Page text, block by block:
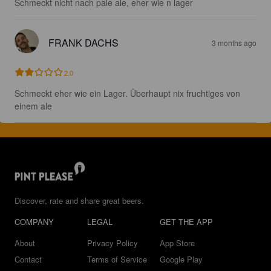
FRANK DACHS 3 months ago
2.0
Schmeckt eher wie ein Lager. Überhaupt nix fruchtiges von
einem ale
Discover, rate and share great beers.
COMPANY
About
Contact
LEGAL
Privacy Policy
Terms of Service
GET THE APP
App Store
Google Play